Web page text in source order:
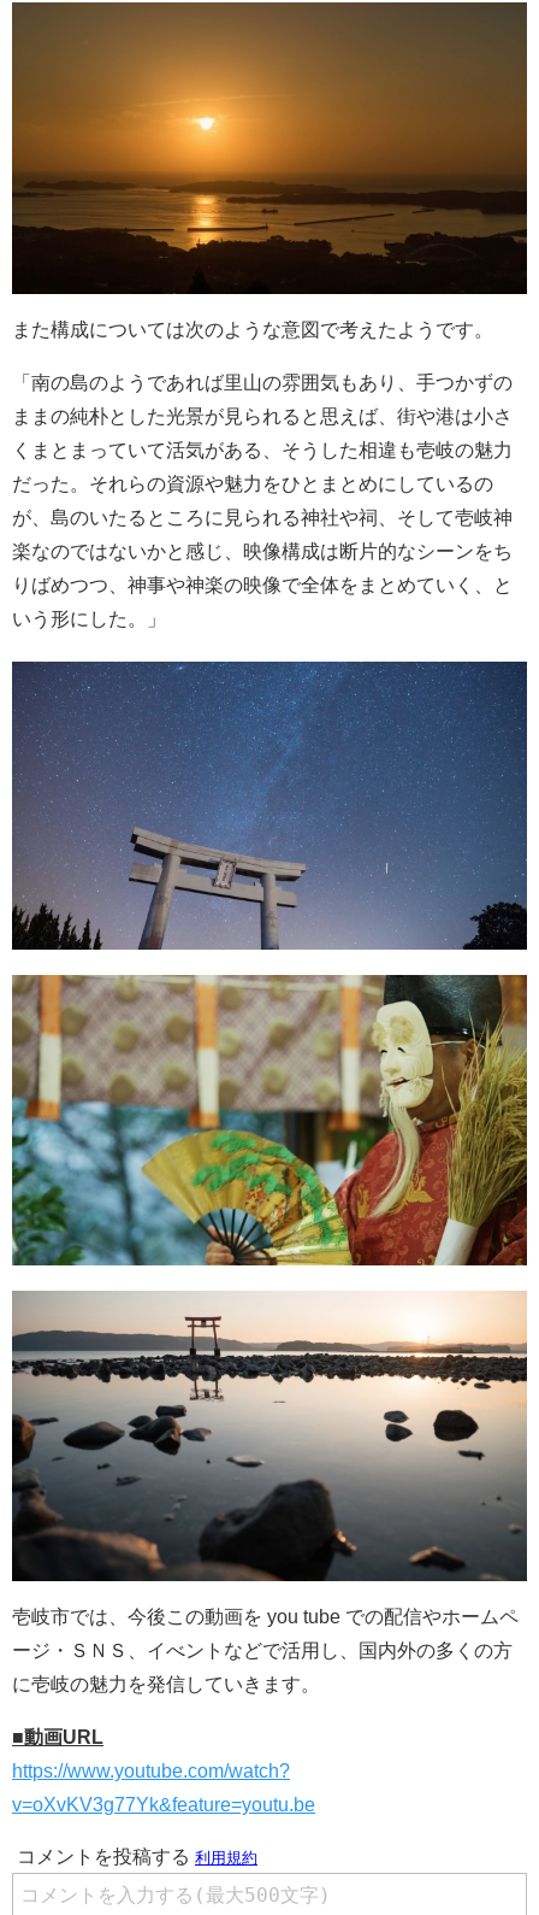
また構成については次のような意図で考えたようです。
「南の島のようであれば里山の雰囲気もあり、手つかずの
ままの純朴とした光景が見られると思えば、街や港は小さ
くまとまっていて活気がある、そうした相違も壱岐の魅力
だった。それらの資源や魅力をひとまとめにしているの
が、島のいたるところに見られる神社や祠、そして壱岐神
楽なのではないかと感じ、映像構成は断片的なシーンをち
りばめつつ、神事や神楽の映像で全体をまとめていく、と
いう形にした。」
壱岐市では、今後この動画を you tube での配信やホームペ
ージ・ＳＮＳ、イべントなどで活用し、国内外の多くの方
に壱岐の魅力を発信していきます。
■動画URL
https://www.youtube.com/watch?
v=oXvKV3g77Yk&feature=youtu.be